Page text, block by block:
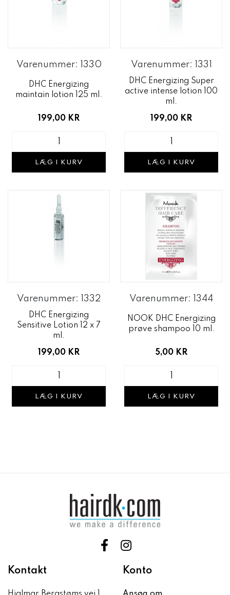
Varenummer: 1330
DHC Energizing
maintain lotion 125 ml.
199,00 KR
LÆG I KURV
Varenummer: 1331
DHC Energizing Super
active intense lotion 100
ml.
199,00 KR
LÆG I KURV
Varenummer: 1332
DHC Energizing
Sensitive Lotion 12 x 7
ml.
199,00 KR
LÆG I KURV
Varenummer: 1344
NOOK DHC Energizing
prøve shampoo 10 ml.
5,00 KR
LÆG I KURV
Kontakt Konto